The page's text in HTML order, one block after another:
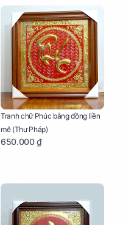
Tranh chữ Phúc bằng đồng liền
mê (Thư Pháp)
650.000 ₫